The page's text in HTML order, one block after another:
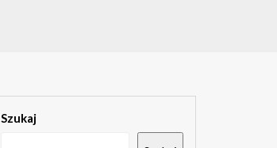
Szukaj